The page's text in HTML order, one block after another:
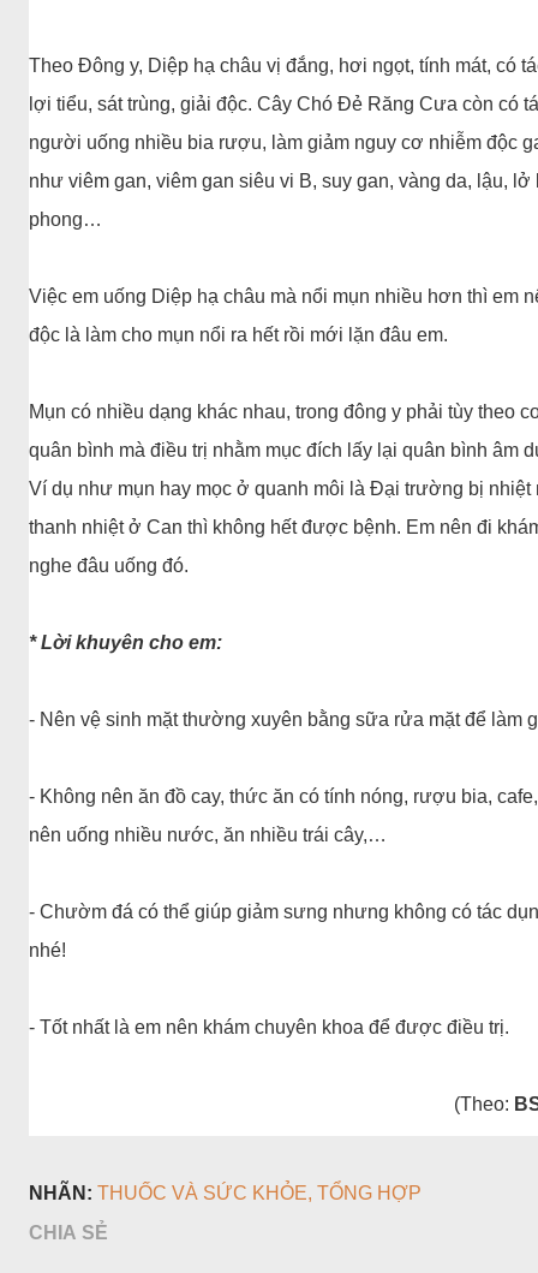
Theo Đông y, Diệp hạ châu vị đắng, hơi ngọt, tính mát, có
lợi tiểu, sát trùng, giải độc. Cây Chó Đẻ Răng Cưa còn có
người uống nhiều bia rượu, làm giảm nguy cơ nhiễm độc
như viêm gan, viêm gan siêu vi B, suy gan, vàng da, lậu, lở
phong…
Việc em uống Diệp hạ châu mà nổi mụn nhiều hơn thì em
độc là làm cho mụn nổi ra hết rồi mới lặn đâu em.
Mụn có nhiều dạng khác nhau, trong đông y phải tùy theo
quân bình mà điều trị nhằm mục đích lấy lại quân bình âm
Ví dụ như mụn hay mọc ở quanh môi là Đại trường bị nhiệt
thanh nhiệt ở Can thì không hết được bệnh. Em nên đi
nghe đâu uống đó.
* Lời khuyên cho em:
- Nên vệ sinh mặt thường xuyên bằng sữa rửa mặt để làm
- Không nên ăn đồ cay, thức ăn có tính nóng, rượu bia,
nên uống nhiều nước, ăn nhiều trái cây,…
- Chườm đá có thể giúp giảm sưng nhưng không có tác
nhé!
- Tốt nhất là em nên khám chuyên khoa để được điều trị.
(Theo:
NHÃN: THUỐC VÀ SỨC KHỎE TỔNG HỢP
CHIA SẺ